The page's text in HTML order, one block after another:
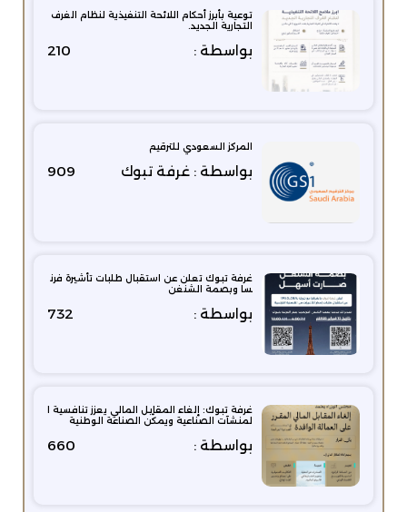
توعية بأبرز أحكام اللائحة التنفيذية لنظام الغرف
التجارية الجديد.
بواسطة : 210
المركز السعودي للترقيم
بواسطة : غرفة تبوك 909
غرفة تبوك تعلن عن استقبال طلبات تأشيرة فرن
سا وبصمة الشنغن
بواسطة : 732
غرفة تبوك: إلغاء المقابل المالي يعزز تنافسية ا
لمنشآت الصناعية ويمكّن الصناعة الوطنية
بواسطة : 660